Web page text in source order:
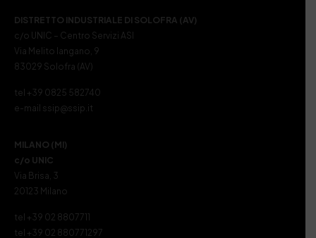
DISTRETTO INDUSTRIALE DI SOLOFRA (AV)
c/o UNIC – Centro Servizi ASI
Via Melito Iangano, 9
83029 Solofra (AV)
tel +39 0825 582740
e-mail ssip@ssip.it
MILANO (MI)
c/o UNIC
Via Brisa, 3
20123 Milano
tel +39 02 8807711
tel +39 02 880771297